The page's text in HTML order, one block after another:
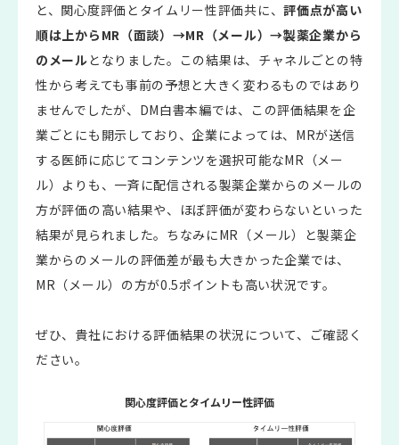
と、関心度評価とタイムリー性評価共に、評価点が高い
順は上からMR（面談）→MR（メール）→製薬企業から
のメールとなりました。この結果は、チャネルごとの特
性から考えても事前の予想と大きく変わるものではあり
ませんでしたが、DM白書本編では、この評価結果を企
業ごとにも開示しており、企業によっては、MRが送信
する医師に応じてコンテンツを選択可能なMR（メー
ル）よりも、一斉に配信される製薬企業からのメールの
方が評価の高い結果や、ほぼ評価が変わらないといった
結果が見られました。ちなみにMR（メール）と製薬企
業からのメールの評価差が最も大きかった企業では、
MR（メール）の方が0.5ポイントも高い状況です。
ぜひ、貴社における評価結果の状況について、ご確認く
ださい。
関心度評価とタイムリー性評価